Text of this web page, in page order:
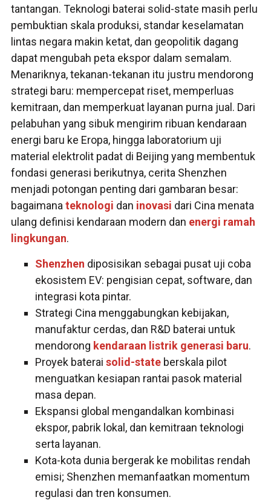
tantangan. Teknologi baterai solid-state masih perlu
pembuktian skala produksi, standar keselamatan
lintas negara makin ketat, dan geopolitik dagang
dapat mengubah peta ekspor dalam semalam.
Menariknya, tekanan-tekanan itu justru mendorong
strategi baru: mempercepat riset, memperluas
kemitraan, dan memperkuat layanan purna jual. Dari
pelabuhan yang sibuk mengirim ribuan kendaraan
energi baru ke Eropa, hingga laboratorium uji
material elektrolit padat di Beijing yang membentuk
fondasi generasi berikutnya, cerita Shenzhen
menjadi potongan penting dari gambaran besar:
bagaimana teknologi dan inovasi dari Cina menata
ulang definisi kendaraan modern dan energi ramah
lingkungan.
Shenzhen diposisikan sebagai pusat uji coba
ekosistem EV: pengisian cepat, software, dan
integrasi kota pintar.
Strategi Cina menggabungkan kebijakan,
manufaktur cerdas, dan R&D baterai untuk
mendorong kendaraan listrik generasi baru.
Proyek baterai solid-state berskala pilot
menguatkan kesiapan rantai pasok material
masa depan.
Ekspansi global mengandalkan kombinasi
ekspor, pabrik lokal, dan kemitraan teknologi
serta layanan.
Kota-kota dunia bergerak ke mobilitas rendah
emisi; Shenzhen memanfaatkan momentum
regulasi dan tren konsumen.